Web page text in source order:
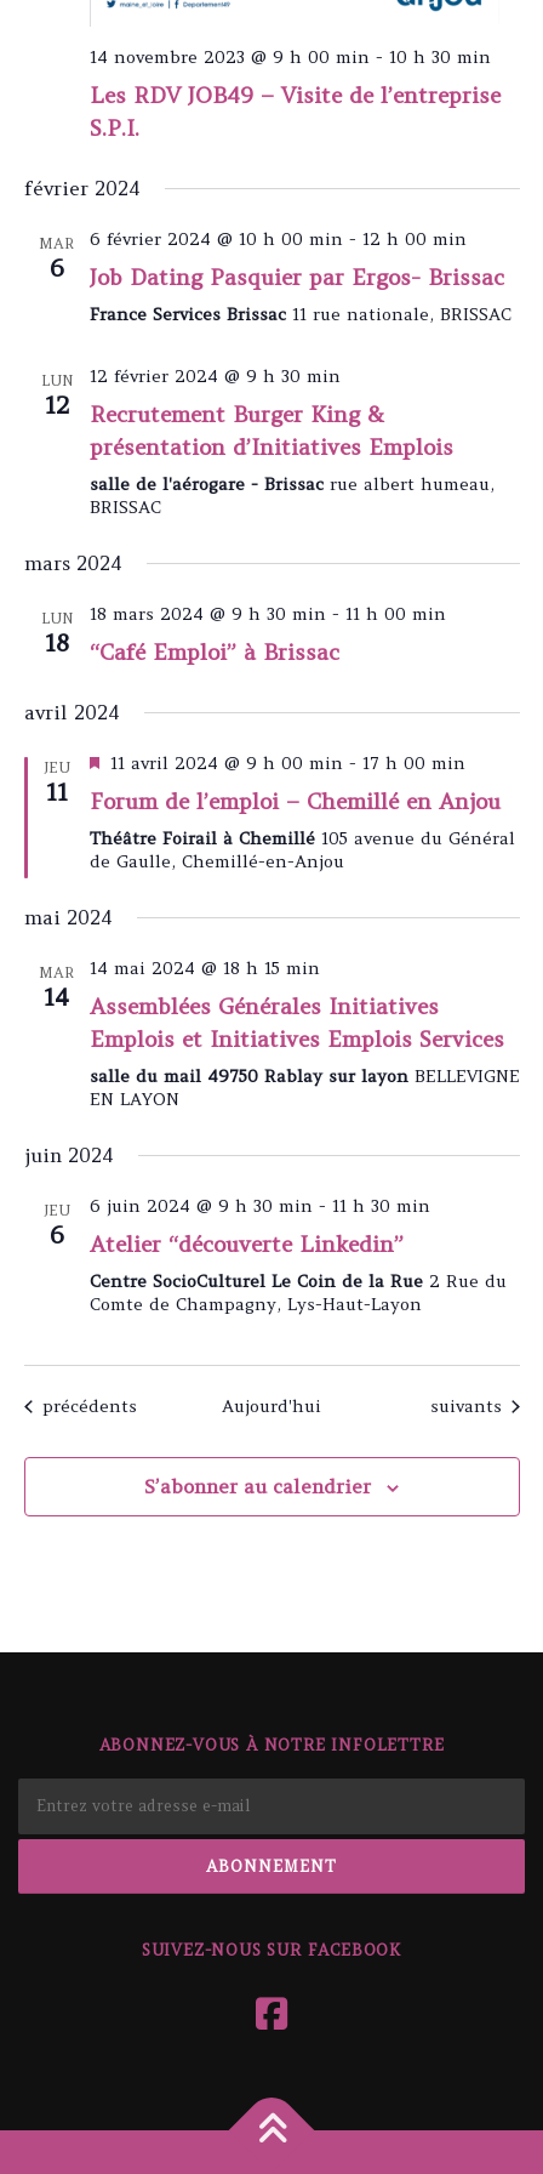
14 novembre 2023 @ 9 h 00 min- 10 h 30 min
Les RDV JOB49 – Visite de l’entreprise
S.P.I.
février 2024
MAR
6
6 février 2024 @ 10 h 00 min- 12 h 00 min
Job Dating Pasquier par Ergos- Brissac
France Services Brissac 11 rue nationale, BRISSAC
LUN
12
12 février 2024 @ 9 h 30 min
Recrutement Burger King &
présentation d’Initiatives Emplois
salle de l'aérogare - Brissac rue albert humeau,
BRISSAC
mars 2024
LUN
18
18 mars 2024 @ 9 h 30 min- 11 h 00 min
“Café Emploi” à Brissac
avril 2024
JEU
11
Mis
avant
11 avril 2024 @ 9 h 00 min- 17 h 00 min
Forum de l’emploi – Chemillé en Anjou
Théâtre Foirail à Chemillé 105 avenue du Général
de Gaulle, Chemillé-en-Anjou
mai 2024
MAR
14
14 mai 2024 @ 18 h 15 min
Assemblées Générales Initiatives
Emplois et Initiatives Emplois Services
salle du mail 49750 Rablay sur layon BELLEVIGNE
EN LAYON
juin 2024
JEU
6
6 juin 2024 @ 9 h 30 min- 11 h 30 min
Atelier “découverte Linkedin”
Centre SocioCulturel Le Coin de la Rue 2 Rue du
Comte de Champagny, Lys-Haut-Layon
Évènements
précédents Aujourd'hui Évènements
suivants
S’abonner au calendrier
ABONNEZ-VOUS À NOTRE INFOLETTRE
SUIVEZ-NOUS SUR FACEBOOK